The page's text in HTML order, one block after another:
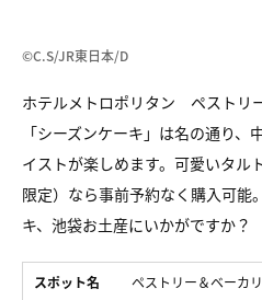
©C.S/JR東日本/D
ホテルメトロポリタン ペストリ
「シーズンケーキ」は名の通り
イストが楽しめます。可愛いタル
限定）なら事前予約なく購入可能
キ、池袋お土産にいかがですか？
スポット名 ペストリー＆ベーカ